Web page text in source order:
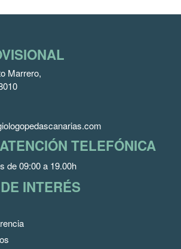
Marrero,
TELEFÓNICA
de 09:00 a 19.00h
INTERÉS